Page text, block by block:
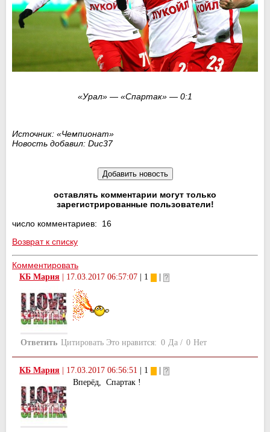
«Урал» — «Спартак» — 0:1
Источник: «Чемпионат»
Новость добавил: Duc37
оставлять комментарии могут только
зарегистрированные пользователи!
число комментариев: 16
Возврат к списку
Комментировать
КБ Мария 17.03.2017 06:57:07 | 1
Ответить Цитировать Это нравится: 0 Да / 0 Нет
КБ Мария 17.03.2017 06:56:51 | 1
Вперёд, Спартак !